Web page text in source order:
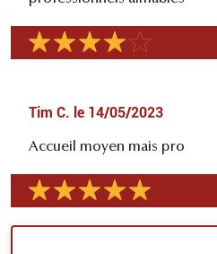
Tim C. le 14/05/2023
Accueil moyen mais pro